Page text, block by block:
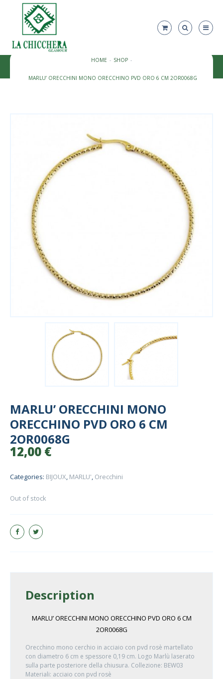
HOME SHOP
MARLU’ ORECCHINI MONO ORECCHINO PVD ORO 6 CM 2OR0068G
MARLU’ ORECCHINI MONO
ORECCHINO PVD ORO 6 CM
2OR0068G
12,00 €
Categories: BIJOUX, MARLU', Orecchini
Out of stock
Description
MARLU’ ORECCHINI MONO ORECCHINO PVD ORO 6 CM
2OR0068G
Orecchino mono cerchio in acciaio con pvd rosè martellato
con diametro 6 cm e spessore 0,19 cm. Logo Marlù laserato
sulla parte posteriore della chiusura. Collezione: BEW03
Materiali: acciaio con pvd rosè